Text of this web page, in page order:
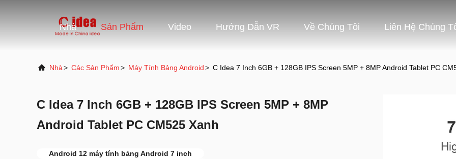
Nhà Sản Phẩm Video Hướng Dẫn VR Về Chúng Tôi Liên Hệ Chúng
Nhà> Các Sản Phẩm> Máy Tính Bảng Android> C Idea 7 Inch 6GB + 128GB IPS Screen 5MP + 8MP Android Tablet PC
C Idea 7 Inch 6GB + 128GB IPS Screen 5MP + 8MP
Android Tablet PC CM525 Xanh
Android 12 máy tính bảng Android 7 inch